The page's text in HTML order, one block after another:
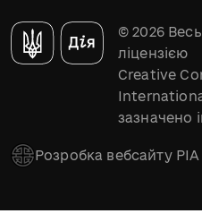
© 2026
ліцензією
Creative
зазначено
Розробка вебсайту